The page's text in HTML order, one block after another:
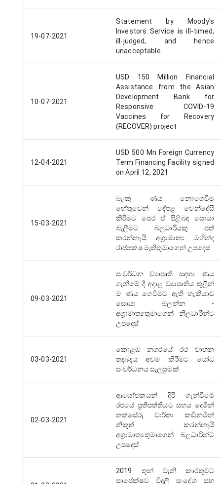
19-07-2021
Statement by Moody's
Investors Service is ill-timed,
ill-judged, and hence
unacceptable
10-07-2021
USD 150 Million Financial
Assistance from the Asian
Development Bank for
Responsive COVID-19
Vaccines for Recovery
(RECOVER) project
12-04-2021
USD 500 Mn Foreign Currency
Term Financing Facility signed
on April 12, 2021
15-03-2021
බැංකු ණය නොගෙවීම
හේතුවෙන් දේපළ වෙන්දේසි
කිරීමට පෙර ඒ පිළිබඳ සොයා
බැලීමට බලධාරියකු පත්
කරන්නැයි අග්‍රාමාත්‍ය මහින්ද
රාජපක්ෂ මැතිතුමාගෙන් උපදෙස්
09-03-2021
සංවර්ධන ව්‍යාපෘති සඳහා ණය
ගැනීමේ දී අදාළ ව්‍යාපෘතිය තුළින්
ම ණය ගෙවීමට ඇති හැකියාව
සොයා බලන්න -
අග්‍රාමාත්‍යතුමාගෙන් නිලධාරීන්ට
උපදෙස්
03-03-2021
කොළඹ නගරයේ රථ වාහන
තදබදය අවම කිරීමට යෝධ
සංවර්ධනය සැලසුමක්
02-03-2021
ආයෝජකයන් දිරි ගැන්වීමේ
රජයේ ප්‍රතිපත්තියට සහය දෙමින්
තක්සේරු වාර්තා කඩිනමින්
නිකුත් කරන්නැයි
අග්‍රාමාත්‍යතුමාගෙන් බලධාරීන්ට
උපදෙස්
2019 තුන් වැනි කාර්තුවට
සාපේක්ෂව විදුලි සංදේශ සහ